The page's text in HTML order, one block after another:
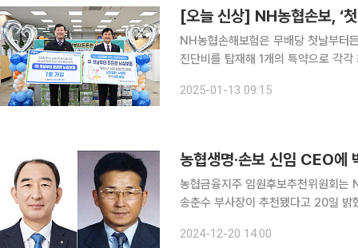
[오늘 신상] NH농협손보, ‘
NH농협손해보험은 무배당 첫날부터든든한
진단비를 탑재해 1개의 특약으로 각
술을 반복할 때마다 25%씩 체증된
2025-01-13 09:15
농협생명·손보 신임 CEO에
농협금융지주 임원후보추천위원회
송춘수 부사장이 추천됐다고 20일 밝혔다. 농협생명 출범 이후 약 12년 만에 현직 부사
1994년에 농협중앙회에 입사해, NH
2024-12-20 14:00